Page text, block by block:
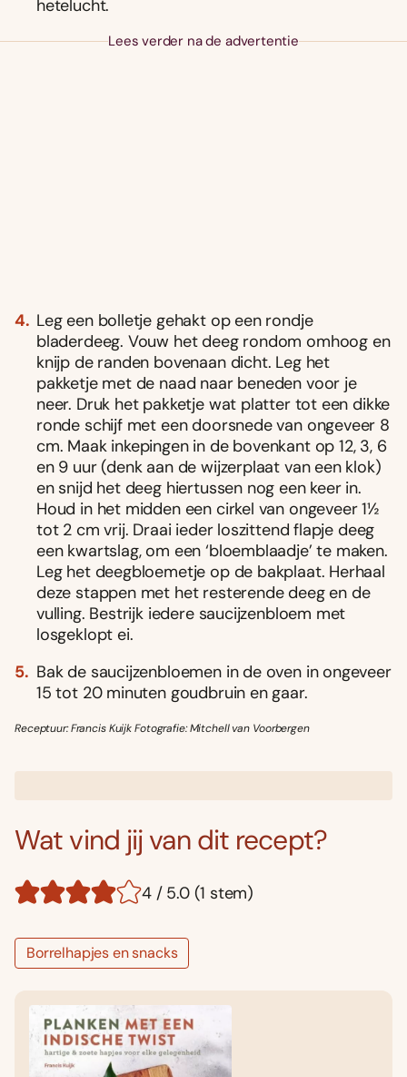
hetelucht.
Lees verder na de advertentie
Leg een bolletje gehakt op een rondje
bladerdeeg. Vouw het deeg rondom omhoog en
knijp de randen bovenaan dicht. Leg het
pakketje met de naad naar beneden voor je
neer. Druk het pakketje wat platter tot een dikke
ronde schijf met een doorsnede van ongeveer 8
cm. Maak inkepingen in de bovenkant op 12, 3, 6
en 9 uur (denk aan de wijzerplaat van een klok)
en snijd het deeg hiertussen nog een keer in.
Houd in het midden een cirkel van ongeveer 1½
tot 2 cm vrij. Draai ieder loszittend flapje deeg
een kwartslag, om een ‘bloemblaadje’ te maken.
Leg het deegbloemetje op de bakplaat. Herhaal
deze stappen met het resterende deeg en de
vulling. Bestrijk iedere saucijzenbloem met
losgeklopt ei.
Bak de saucijzenbloemen in de oven in ongeveer
15 tot 20 minuten goudbruin en gaar.
Receptuur: Francis Kuijk Fotografie: Mitchell van Voorbergen
Wat vind jij van dit recept?
4 / 5.0 (1 stem)
Borrelhapjes en snacks